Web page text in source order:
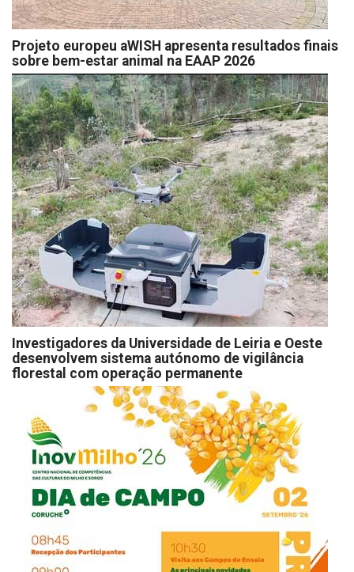
Projeto europeu aWISH apresenta resultados finais
sobre bem-estar animal na EAAP 2026
Investigadores da Universidade de Leiria e Oeste
desenvolvem sistema autónomo de vigilância
florestal com operação permanente